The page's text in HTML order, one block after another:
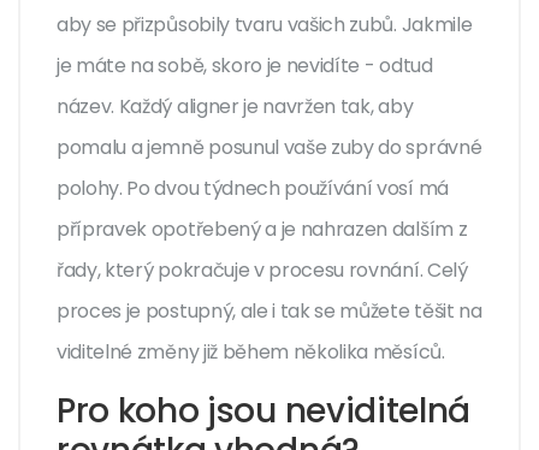
aby se přizpůsobily tvaru vašich zubů. Jakmile
je máte na sobě, skoro je nevidíte - odtud
název. Každý aligner je navržen tak, aby
pomalu a jemně posunul vaše zuby do správné
polohy. Po dvou týdnech používání vosí má
přípravek opotřebený a je nahrazen dalším z
řady, který pokračuje v procesu rovnání. Celý
proces je postupný, ale i tak se můžete těšit na
viditelné změny již během několika měsíců.
Pro koho jsou neviditelná